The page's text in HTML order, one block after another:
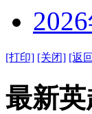
[打印] [关闭] [返
最新